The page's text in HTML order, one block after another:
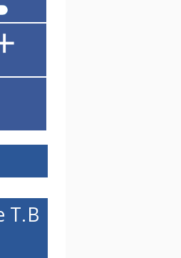
T.B